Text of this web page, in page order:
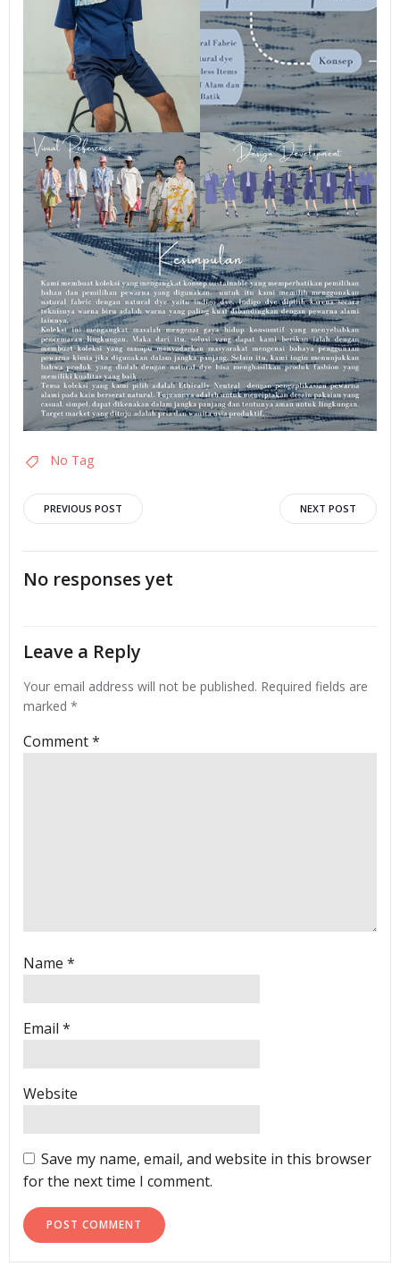
No Tag
Post
navigation
PREVIOUS POST
navigation
NEXT POST
No responses yet
Leave a Reply
Your email address will not be published. Required fields are
marked *
Comment*
Name *
Email *
Website
Save my name, email, and website in this browser
for the next time I comment.